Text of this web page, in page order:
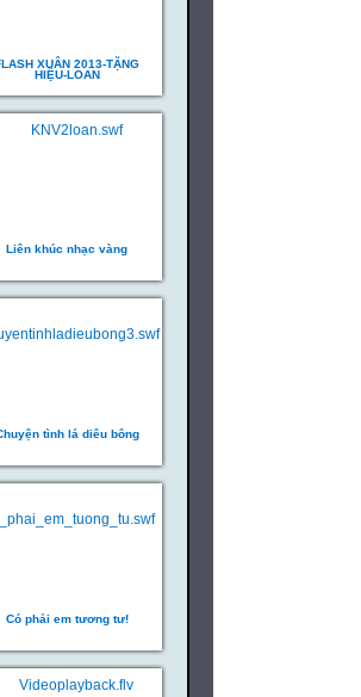
XUÂN 2013-TẶNG
HIỆU-LOAN
Liên khúc nhạc vàng
tình lá diêu bông
Có phải em tương tư!